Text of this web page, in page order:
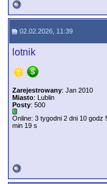
02.02.2026, 11:39
lotnik
Zarejestrowany: Jan 2010
Miasto: Lublin
Posty: 500
Online: 3 tygodni 2 dni 10 godz
min 19 s